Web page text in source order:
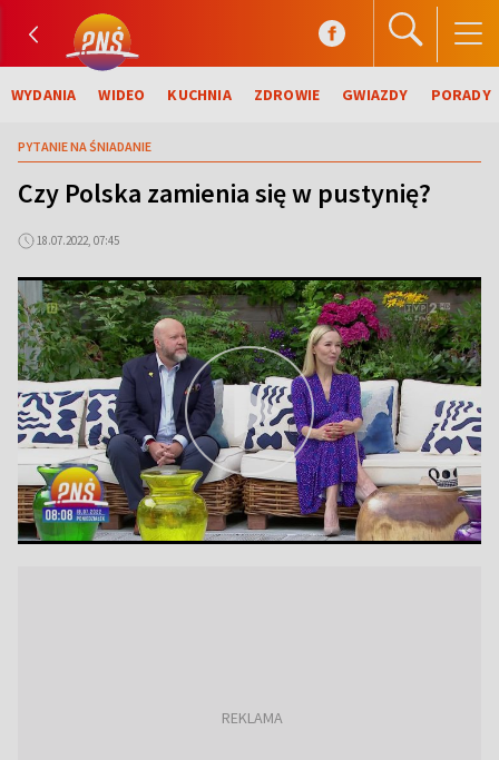
WYDANIA WIDEO KUCHNIA ZDROWIE GWIAZDY PORADY
PYTANIE NA ŚNIADANIE
Czy Polska zamienia się w pustynię?
18.07.2022, 07:45